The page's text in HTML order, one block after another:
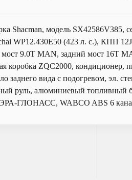
Shacman, модель SX42586V385,
WP12.430E50 (423 л. с.), КПП
мост 9.0T MAN, задний мост 16T
коробка ZQC2000, кондиционер,
заднего вида с подогревом, эл.
руль, алюминиевый топливный
ГЛОНАСС, WABCO ABS 6